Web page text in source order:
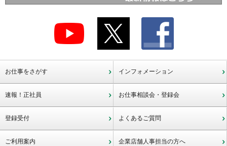
お仕事をさがす インフォメーション
速報！正社員 お仕事相談会・登録会
登録受付 よくあるご質問
ご利用案内 企業店舗人事担当の方へ